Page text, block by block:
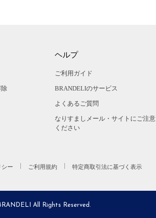
除
ヘルプ
ご利用ガイド
BRANDELIのサービス
よくあるご質問
なりすましメール・サイトにご注意
ください
シー ご利用規約 特定商取引法に基づく表示
All Rights Reserved.